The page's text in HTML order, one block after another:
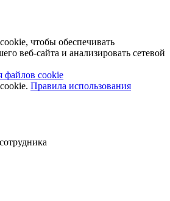
чтобы обеспечивать
веб-сайта и анализировать сетевой
файлов cookie
Правила использования